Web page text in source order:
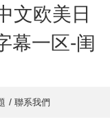
文欧美日
幕一区-闺
/ 聯系我們